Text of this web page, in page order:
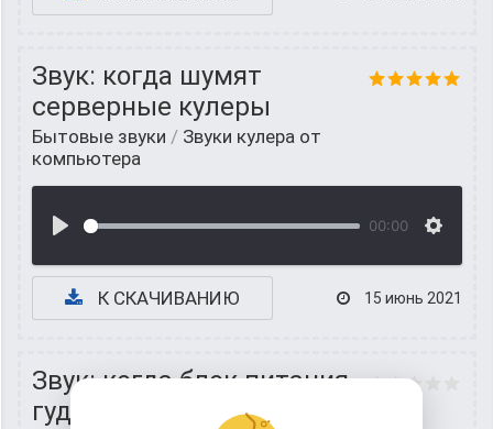
Звук: когда шумят
серверные кулеры
Бытовые звуки / Звуки кулера от
компьютера
00:00
К СКАЧИВАНИЮ 15 июнь 2021
Звук: когда блок питания
гудит у персонального ПК